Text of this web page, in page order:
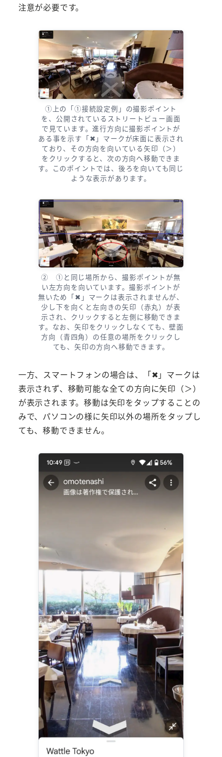
注意が必要です。
①上の「①接続設定例」の撮影ポイント
を、公開されているストリートビュー画面
で見ています。進行方向に撮影ポイントが
ある事を示す「✖」マークが床面に表示され
ており、その方向を向いている矢印（＞）
をクリックすると、次の方向へ移動できま
す。このポイントでは、後ろを向いても同じ
ような表示があります。
② ①と同じ場所から、撮影ポイントが無
い左方向を向いています。撮影ポイントが
無いため「✖」マークは表示されませんが、
少し下を向くと左向きの矢印（赤丸）が表
示され、クリックすると左側に移動できま
す。なお、矢印をクリックしなくても、壁面
方向（青四角）の任意の場所をクリックし
ても、矢印の方向へ移動できます。
一方、スマートフォンの場合は、「✖」マークは
表示されず、移動可能な全ての方向に矢印（＞）
が表示されます。移動は矢印をタップすることの
みで、パソコンの様に矢印以外の場所をタップし
ても、移動できません。